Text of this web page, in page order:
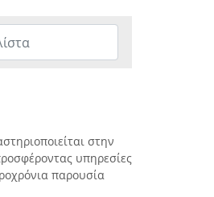
στην
υπηρεσίες
παρουσία